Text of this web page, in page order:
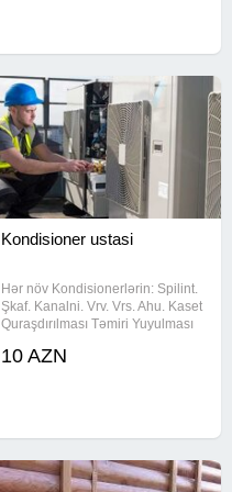
Kondisioner ustasi
Hər növ Kondisionerlərin: Spilint.
Şkaf. Kanalni. Vrv. Vrs. Ahu. Kaset
Quraşdırılması Təmiri Yuyulması
və sadə) yerində təmiri
10 AZN